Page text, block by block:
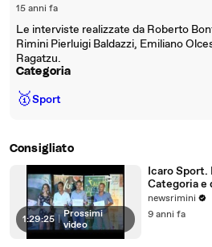
15 anni fa
Le interviste realizzate da Roberto
Rimini Pierluigi Baldazzi, Emiliano
Ragatzu.
Categoria
🥇Sport
Consigliato
1:29:25 | Prossimi
video
Icaro Sport.
Categoria e
newsrimini
9 anni fa